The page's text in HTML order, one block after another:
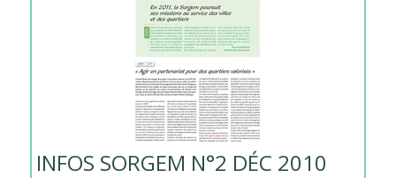
INFOS SORGEM N°2 DÉC 2010